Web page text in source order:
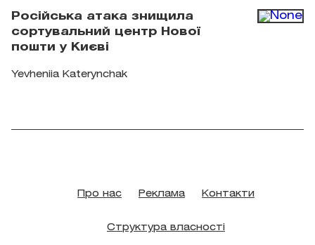
Російська атака знищила
сортувальний центр Нової
пошти у Києві
Yevheniia Katerynchak
Про нас Реклама Контакти
Структура власності